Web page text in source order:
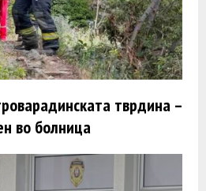
тврдина –
во болница